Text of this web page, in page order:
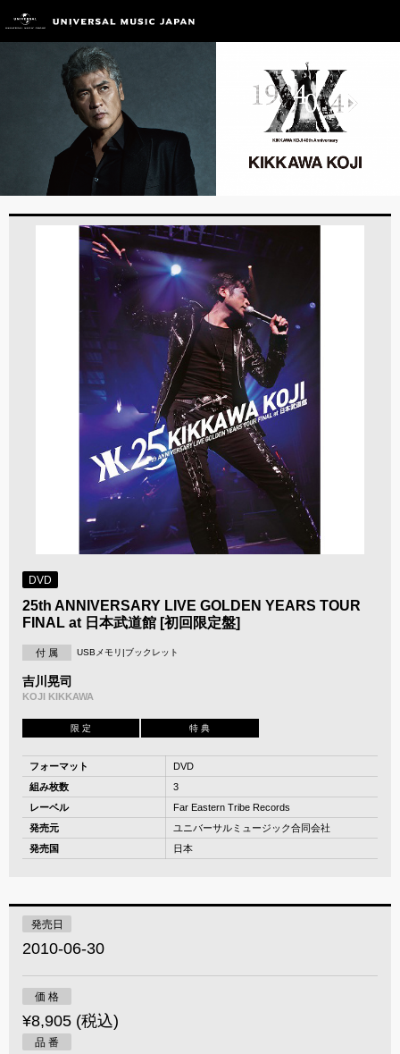
DVD
25th ANNIVERSARY LIVE GOLDEN YEARS TOUR
FINAL at 日本武道館 [初回限定盤]
付 属 USBメモリ|ブックレット
吉川晃司
KOJI KIKKAWA
限 定 特 典
フォーマット
DVD
組み枚数
3
レーベル
Far Eastern Tribe Records
発売元
ユニバーサルミュージック合同会社
発売国
日本
発売日
2010-06-30
価 格
¥8,905 (税込)
品 番